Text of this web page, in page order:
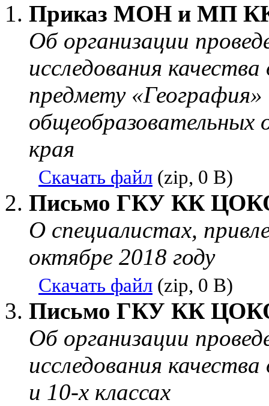
Приказ МОН и МП КК
Об организации
исследования
предмету «География»
общеобразовательных
края
Скачать файл (zip, 0 B)
Письмо ГКУ КК ЦОКО
О специалистах,
октябре 2018 году
Скачать файл (zip, 0 B)
Письмо ГКУ КК ЦОКО
Об организации
исследования
и 10-х классах